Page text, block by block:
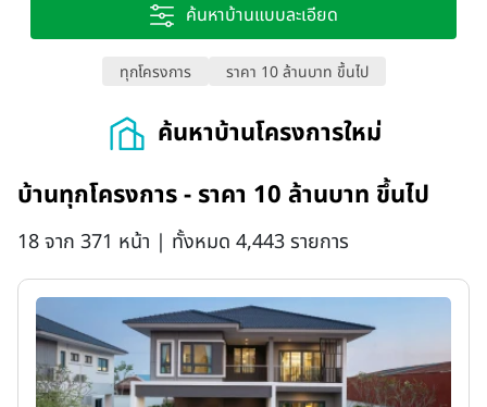
ค้นหาบ้านแบบละเอียด
ทุกโครงการ ราคา 10 ล้านบาท ขึ้นไป
ค้นหาบ้านโครงการใหม่
บ้านทุกโครงการ - ราคา 10 ล้านบาท ขึ้นไป
18 จาก 371 หน้า | ทั้งหมด 4,443 รายการ